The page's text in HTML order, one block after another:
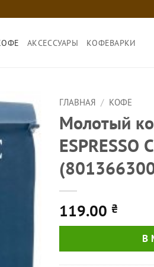
АКСЕССУАРЫ КОФЕВАРКИ
ГЛАВНАЯ / КОФЕ
Молотый
ESPRESSO
119.00 ₴
В